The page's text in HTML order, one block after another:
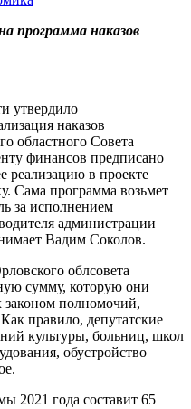
программа наказов
утвердило
наказов
областного Совета
финансов предписано
реализацию в проекте
Сама программа возьмет
за исполнением
администрации
Вадим Соколов.
облсовета
сумму, которую они
законом полномочий,
правило, депутатские
культуры, больниц, школ
обустройство
2021 года составит 65